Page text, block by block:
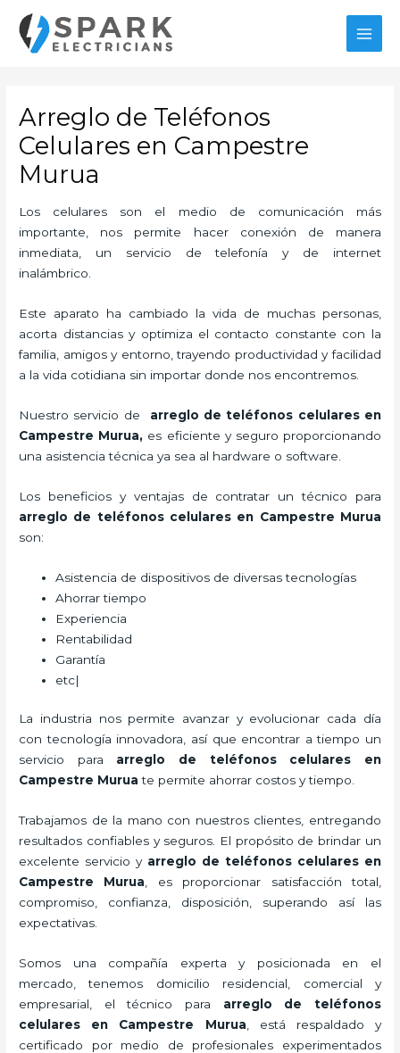
contenido
Arreglo de Teléfonos
Celulares en Campestre
Murua
Los celulares son el medio de comunicación más
importante, nos permite hacer conexión de manera
inmediata, un servicio de telefonía y de internet
inalámbrico.
Este aparato ha cambiado la vida de muchas personas,
acorta distancias y optimiza el contacto constante con la
familia, amigos y entorno, trayendo productividad y facilidad
a la vida cotidiana sin importar donde nos encontremos.
Nuestro servicio de arreglo de teléfonos celulares en
Campestre Murua, es eficiente y seguro proporcionando
una asistencia técnica ya sea al hardware o software.
Los beneficios y ventajas de contratar un técnico para
arreglo de teléfonos celulares en Campestre Murua
son:
Asistencia de dispositivos de diversas tecnologías
Ahorrar tiempo
Experiencia
Rentabilidad
Garantía
etc|
La industria nos permite avanzar y evolucionar cada día
con tecnología innovadora, así que encontrar a tiempo un
servicio para arreglo de teléfonos celulares en
Campestre Murua te permite ahorrar costos y tiempo.
Trabajamos de la mano con nuestros clientes, entregando
resultados confiables y seguros. El propósito de brindar un
excelente servicio y arreglo de teléfonos celularesen
Campestre Murua , es proporcionar satisfacción total,
compromiso, confianza, disposición, superando así las
expectativas.
Somos una compañía experta y posicionada en el
mercado, tenemos domicilio residencial, comercial y
empresarial, el técnico para arreglo de teléfonos
celulares en Campestre Murua , está respaldado y
certificado por medio de profesionales experimentados